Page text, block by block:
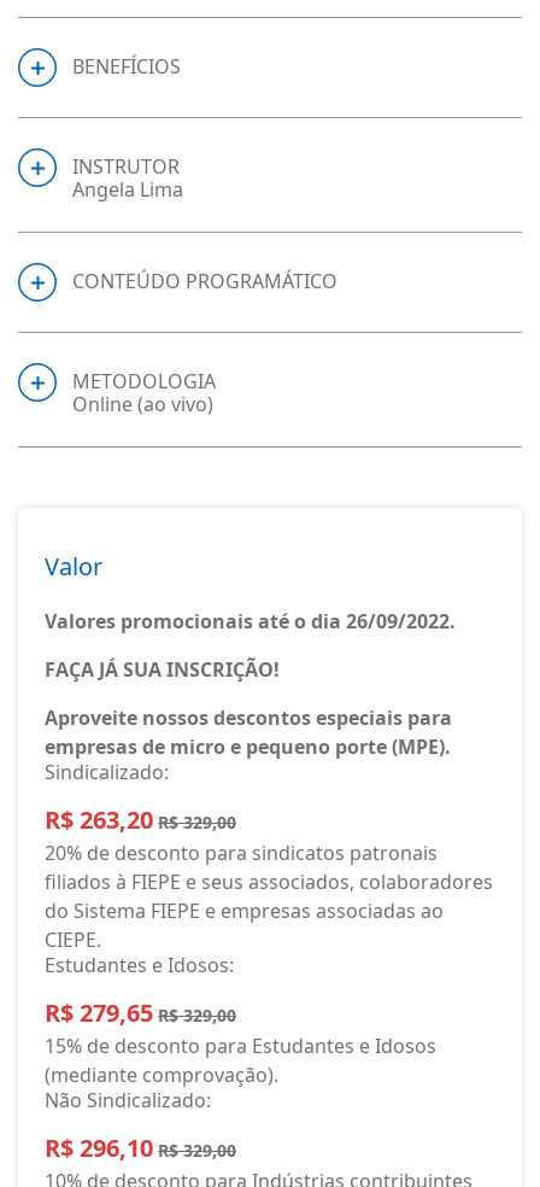
BENEFÍCIOS
INSTRUTOR
Angela Lima
CONTEÚDO PROGRAMÁTICO
METODOLOGIA
Online (ao vivo)
Valor
Valores promocionais até o dia 26/09/2022.
FAÇA JÁ SUA INSCRIÇÃO!
Aproveite nossos descontos especiais para
empresas de micro e pequeno porte (MPE).
Sindicalizado:
R$ 263,20 R$ 329,00
20% de desconto para sindicatos patronais
filiados à FIEPE e seus associados, colaboradores
do Sistema FIEPE e empresas associadas ao
CIEPE.
Estudantes e Idosos:
R$ 279,65 R$ 329,00
15% de desconto para Estudantes e Idosos
(mediante comprovação).
Não Sindicalizado:
R$ 296,10 R$ 329,00
10% de desconto para Indústrias contribuintes